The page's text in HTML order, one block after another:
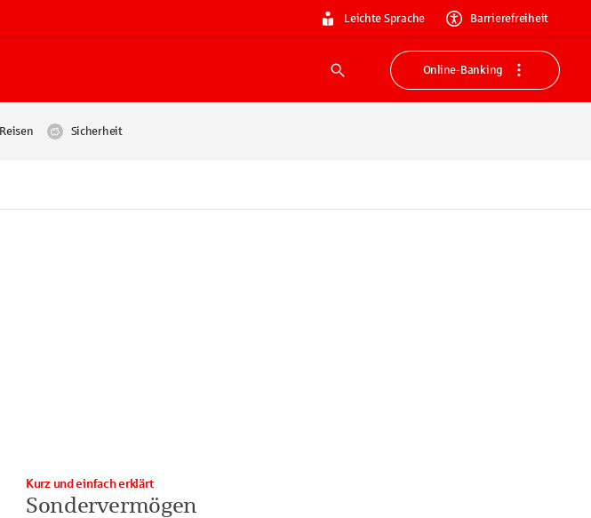
Leichte Sprache Barrierefreiheit
Suche
Online-Banking
Reisen Sicherheit
Sondervermögen
Kurz und einfach erklärt